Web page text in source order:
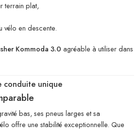
terrain plat,
vélo en descente.
Kommoda 3.0 agréable à utiliser dans
conduite unique
bas, ses pneus larges et sa
offre une stabilité exceptionnelle. Que